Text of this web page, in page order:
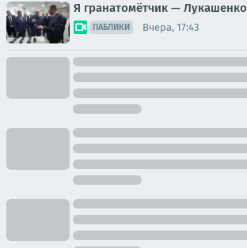
Я гранатомётчик — Лукашенко
ПАБЛИКИ Вчера, 17:43